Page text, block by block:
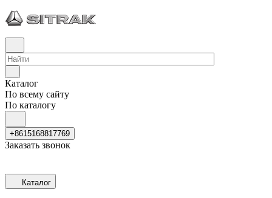
Каталог
По всему сайту
По каталогу
+8615168817769
Заказать звонок
Каталог